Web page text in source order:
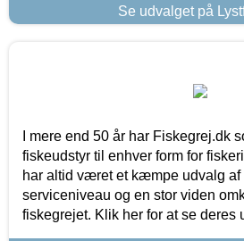
Se udvalget på
I mere end 50 år har Fiskegrej.dk
fiskeudstyr til enhver form for
har altid været et kæmpe udvalg af
serviceniveau og en stor viden
fiskegrejet. Klik her for at se deres